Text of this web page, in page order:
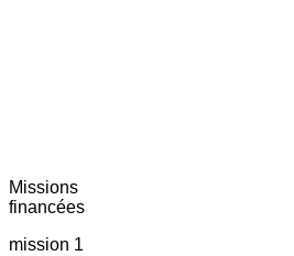
Missions
financées
mission 1